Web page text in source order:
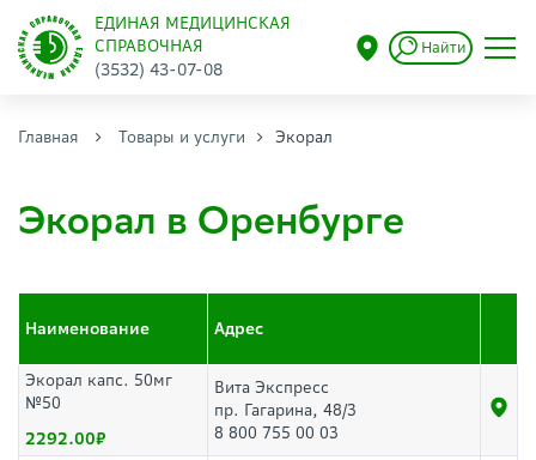
ЕДИНАЯ МЕДИЦИНСКАЯ
СПРАВОЧНАЯ
(3532) 43-07-08
Найти
Главная Товары и услуги Экорал
Экорал в Оренбурге
Наименование Адрес
Экорал капс. 50мг
№50
2292.00
Вита Экспресс
пр. Гагарина, 48/3
8 800 755 00 03